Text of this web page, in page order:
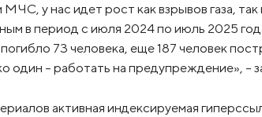
у нас идет рост как взрывов газа,
в период с июля 2024 по июль 2025
73 человека, еще 187 человек
один – работать на предупреждение», –
активная индексируемая